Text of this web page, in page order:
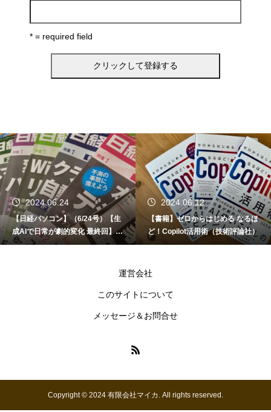
* = required field
2024.06.24
【日経パソコン】（6/24号）【生
成AIで日常が劇的変化 最終回】 A
I時代のアプリケーション／サービ
2024.06.12
【書籍】ゼロからはじめる なるほ
ど！Copilot活用術（技術評論社）
運営会社
このサイトについて
メッセージ＆お問合せ
Copyright © 2024 有限会社マイカ. All rights reserved.